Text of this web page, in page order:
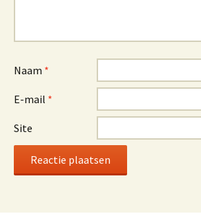
Naam *
E-mail *
Site